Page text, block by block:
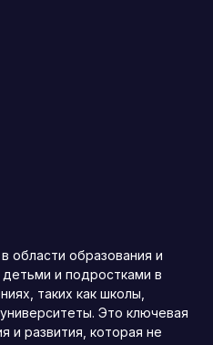
области образования и
и подростками в
таких как школы,
Это ключевая
и развития, которая не